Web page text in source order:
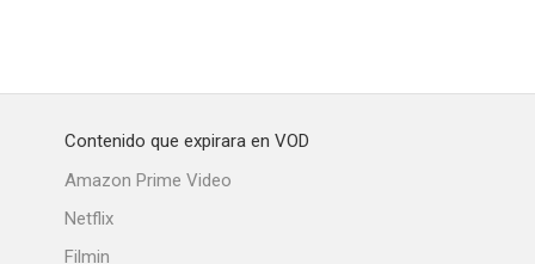
Contenido que expirara en VOD
Amazon Prime Video
Netflix
Filmin